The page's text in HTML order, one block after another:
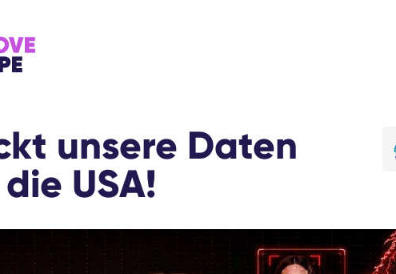
unsere Daten
USA!